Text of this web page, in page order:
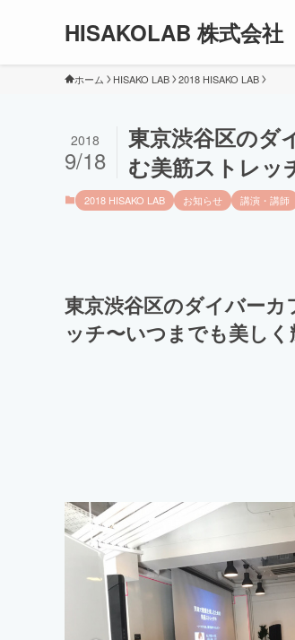
HISAKOLAB 株式会社
ホーム HISAKO LAB 2018 HISAKO LAB
東京渋谷区のダ
む美筋ストレッ
2018
9/18
2018 HISAKO LAB お知らせ 講演・講師
東京渋谷区のダイバー
ッチ〜いつまでも美しく